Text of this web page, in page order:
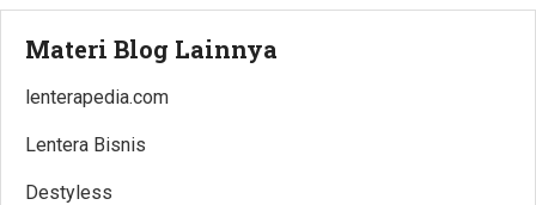
Materi Blog Lainnya
lenterapedia.com
Lentera Bisnis
Destyless